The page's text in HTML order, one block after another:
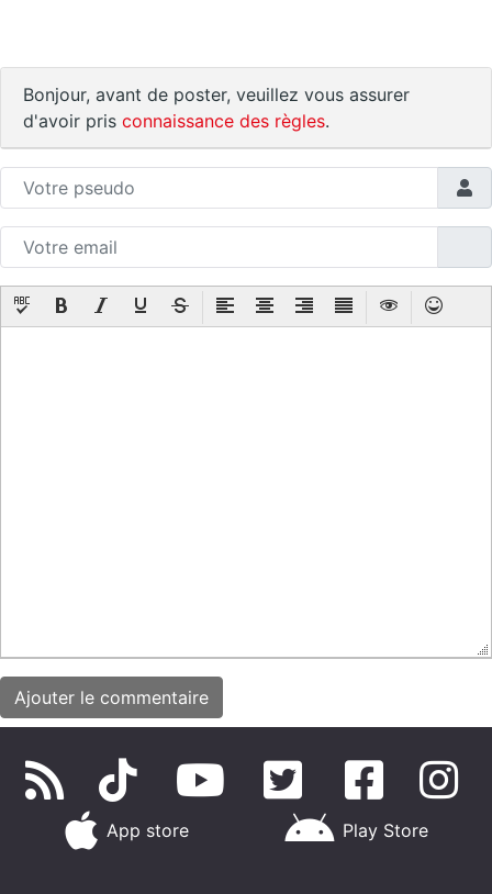
Bonjour, avant de poster, veuillez vous assurer
d'avoir pris connaissance des règles.
App store Play Store